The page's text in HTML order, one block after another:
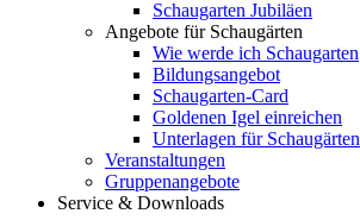
Schaugarten Jubiläen
Angebote für Schaugärten
Wie werde ich Schaugarten
Bildungsangebot
Schaugarten-Card
Goldenen Igel einreichen
Unterlagen für Schaugärten
Veranstaltungen
Gruppenangebote
Service & Downloads